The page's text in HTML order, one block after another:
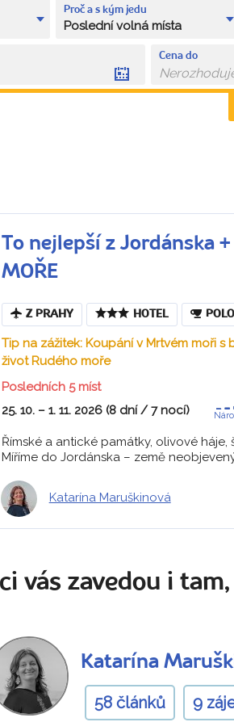
Proč a s kým jedu
Poslední volná místa
Cena do
To nejlepší z Jordánska +
MOŘE
Z PRAHY HOTEL
Tip na zážitek: Koupání v Mrtvém moři
život Rudého moře
Posledních 5 míst
25. 10. – 1. 11. 2026 (8 dní / 7 nocí)
Římské a antické památky, olivové háje,
Míříme do Jordánska – země
Katarína Maruškinová
vás zavedou i
Katarína
58 článků 9